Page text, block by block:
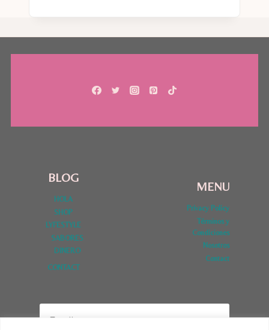
THANKSGIVING
LATINO
BLOG
HOLA
SHOP
LYFESTYLE
SABORES
DINERO
CONTACT
MENU
Privacy Policy
Términos y
Condiciones
Nosotros
Contact